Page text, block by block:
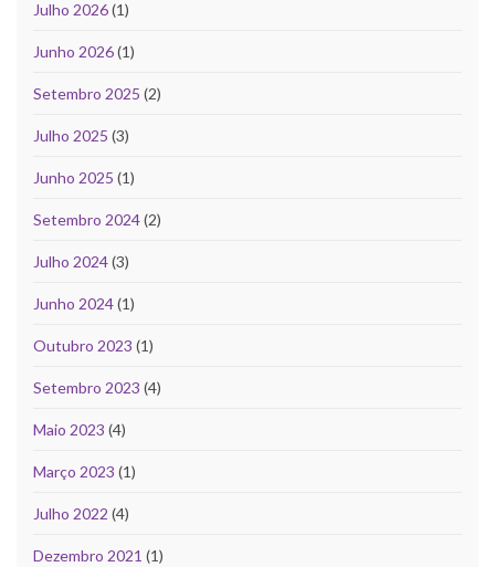
Julho 2026(1)
Junho 2026(1)
Setembro 2025 (2)
Julho 2025 (3)
Junho 2025 (1)
Setembro 2024(2)
Julho 2024(3)
Junho 2024(1)
Outubro 2023 (1)
Setembro 2023 (4)
Maio 2023 (4)
Março 2023 (1)
Julho 2022 (4)
Dezembro 2021 (1)